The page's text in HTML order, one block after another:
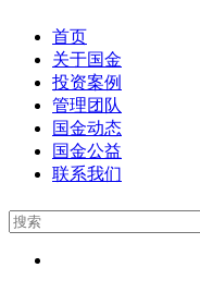
首页
关于国金
投资案例
管理团队
国金动态
国金公益
联系我们